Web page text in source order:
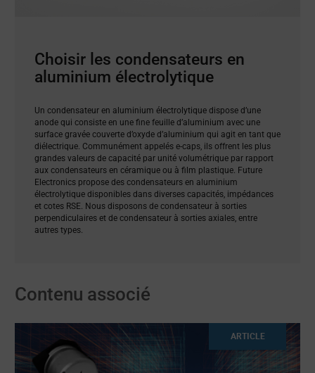
Choisir les condensateurs en
aluminium électrolytique
Un condensateur en aluminium électrolytique dispose d’une
anode qui consiste en une fine feuille d’aluminium avec une
surface gravée couverte d’oxyde d’aluminium qui agit en tant que
diélectrique. Communément appelés e-caps, ils offrent les plus
grandes valeurs de capacité par unité volumétrique par rapport
aux condensateurs en céramique ou à film plastique. Future
Electronics propose des condensateurs en aluminium
électrolytique disponibles dans diverses capacités, impédances
et cotes RSE. Nous disposons de condensateur à sorties
perpendiculaires et de condensateur à sorties axiales, entre
autres types.
Contenu associé
ARTICLE